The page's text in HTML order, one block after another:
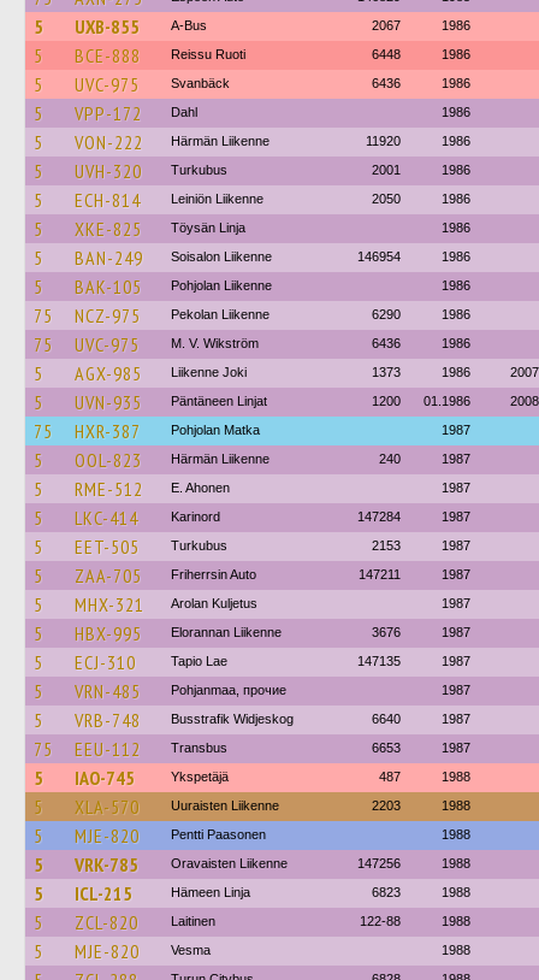
5 UXB-855 A-Bus 2067 1986
5 BCE-888 Reissu Ruoti 6448 1986
5 UVC-975 Svanbäck 6436 1986
5 VPP-172 Dahl 1986
5 VON-222 Härmän Liikenne 11920 1986
5 UVH-320 Turkubus 2001 1986
5 ECH-814 Leiniön Liikenne 2050 1986
5 XKE-825 Töysän Linja 1986
5 BAN-249 Soisalon Liikenne 146954 1986
5 BAK-105 Pohjolan Liikenne 1986
75 NCZ-975 Pekolan Liikenne 6290 1986
75 UVC-975 M. V. Wikström 6436 1986
5 AGX-985 Liikenne Joki 1373 1986 2007
5 UVN-935 Päntäneen Linjat 1200 01.1986 2008
75 HXR-387 Pohjolan Matka 1987
5 OOL-823 Härmän Liikenne 240 1987
5 RME-512 E. Ahonen 1987
5 LKC-414 Karinord 147284 1987
5 EET-505 Turkubus 2153 1987
5 ZAA-705 Friherrsin Auto 147211 1987
5 MHX-321 Arolan Kuljetus 1987
5 HBX-995 Elorannan Liikenne 3676 1987
5 ECJ-310 Tapio Lae 147135 1987
5 VRN-485 Pohjanmaa, прочие 1987
5 VRB-748 Busstrafik Widjeskog 6640 1987
75 EEU-112 Transbus 6653 1987
5 IAO-745 Ykspetäjä 487 1988
5 XLA-570 Uuraisten Liikenne 2203 1988
5 MJE-820 Pentti Paasonen 1988
5 VRK-785 Oravaisten Liikenne 147256 1988
5 ICL-215 Hämeen Linja 6823 1988
5 ZCL-820 Laitinen 122-88 1988
5 MJE-820 Vesma 1988